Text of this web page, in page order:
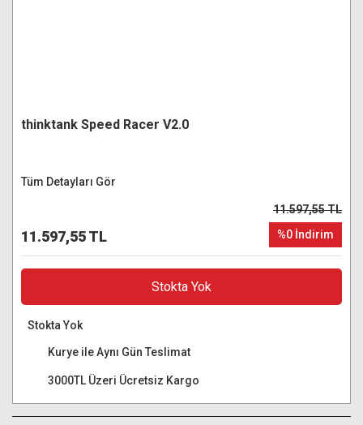
thinktank Speed Racer V2.0
Tüm Detayları Gör
11.597,55 TL
11.597,55 TL
%0 İndirim
Stokta Yok
Stokta Yok
Kurye ile Aynı Gün Teslimat
3000TL Üzeri Ücretsiz Kargo